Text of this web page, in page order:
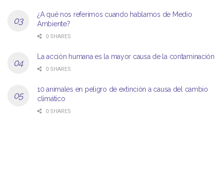
¿A qué nos referimos cuando hablamos de Medio
Ambiente?
0 SHARES
La acción humana es la mayor causa de la contaminación
0 SHARES
10 animales en peligro de extinción a causa del cambio
climático
0 SHARES